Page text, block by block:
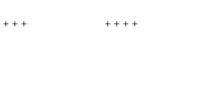
+ + + + + + +